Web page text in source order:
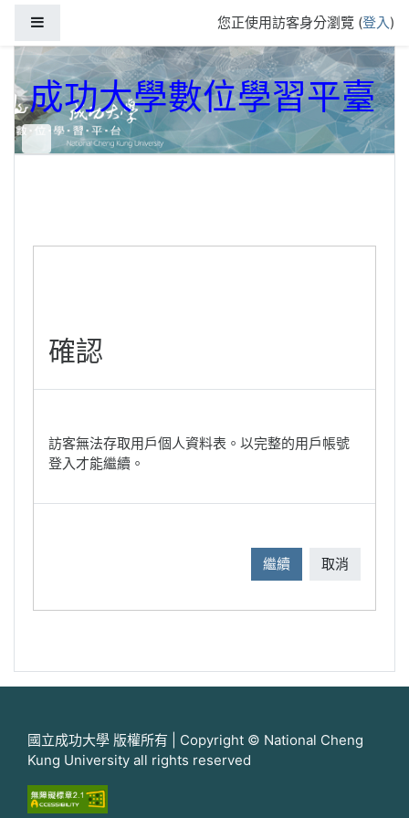
您正使用訪客身分瀏覽 (登入)
成功大學數位學習平臺
確認
訪客無法存取用戶個人資料表。以完整的用戶帳號
登入才能繼續。
繼續 取消
國立成功大學 版權所有 | Copyright © National Cheng
Kung University all rights reserved